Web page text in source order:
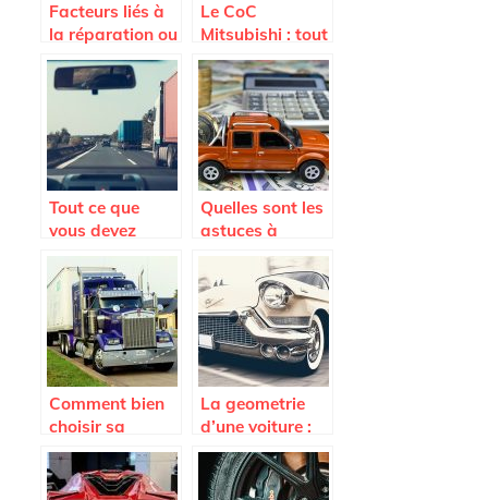
Facteurs liés à
la réparation ou
au
remplacement
du pare-brise
Le CoC
Mitsubishi : tout
savoir sur ce
document
indispensable
Tout ce que
vous devez
l’achat d’un
pare-brise de
voiture
Quelles sont les
astuces à
connaître pour
payer le moins
cher possible
son assurance
auto ?
Comment bien
choisir sa
remorque ?
La geometrie
d’une voiture :
quand et
pourquoi la
faire ?